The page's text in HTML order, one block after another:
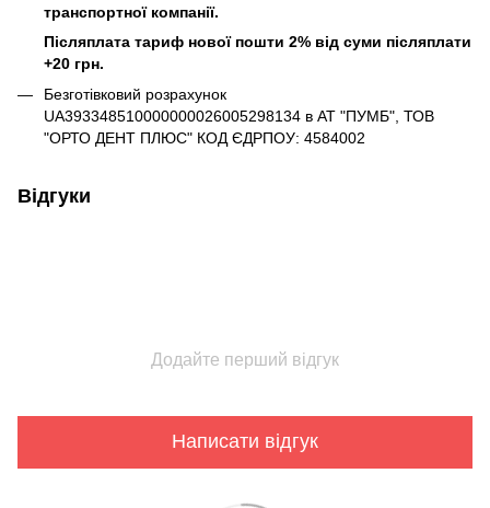
транспортної компанії.
Післяплата тариф нової пошти 2% від суми післяплати
+20 грн.
Безготівковий розрахунок
UA393348510000000026005298134 в АТ "ПУМБ", ТОВ
"ОРТО ДЕНТ ПЛЮС" КОД ЄДРПОУ: 4584002
Відгуки
Додайте перший відгук
Написати відгук